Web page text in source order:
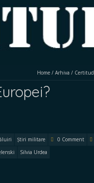
Home / Arhiva /
Știri militare 0 Comment
Silvia Urdea